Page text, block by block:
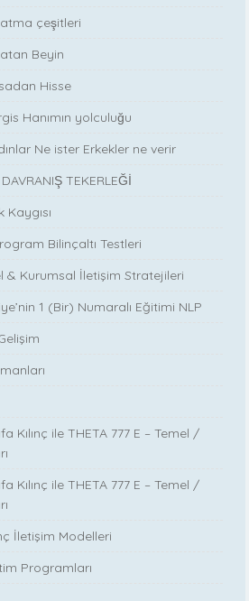
çeşitleri
Beyin
Hisse
Hanımın yolculuğu
Ne ister Erkekler ne verir
TEKERLEĞİ
Kaygısı
Bilinçaltı Testleri
& Kurumsal İletişim Stratejileri
1 (Bir) Numaralı Eğitimi NLP
Kılınç ile THETA 777 E – Temel /
Kılınç ile THETA 777 E – Temel /
İletişim Modelleri
Programları